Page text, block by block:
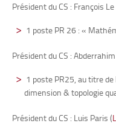
Président du CS : François
1 poste PR 26 : «
Président du CS :
1 poste PR25, au titre de
dimension & topologie
Président du CS : Luis Paris (